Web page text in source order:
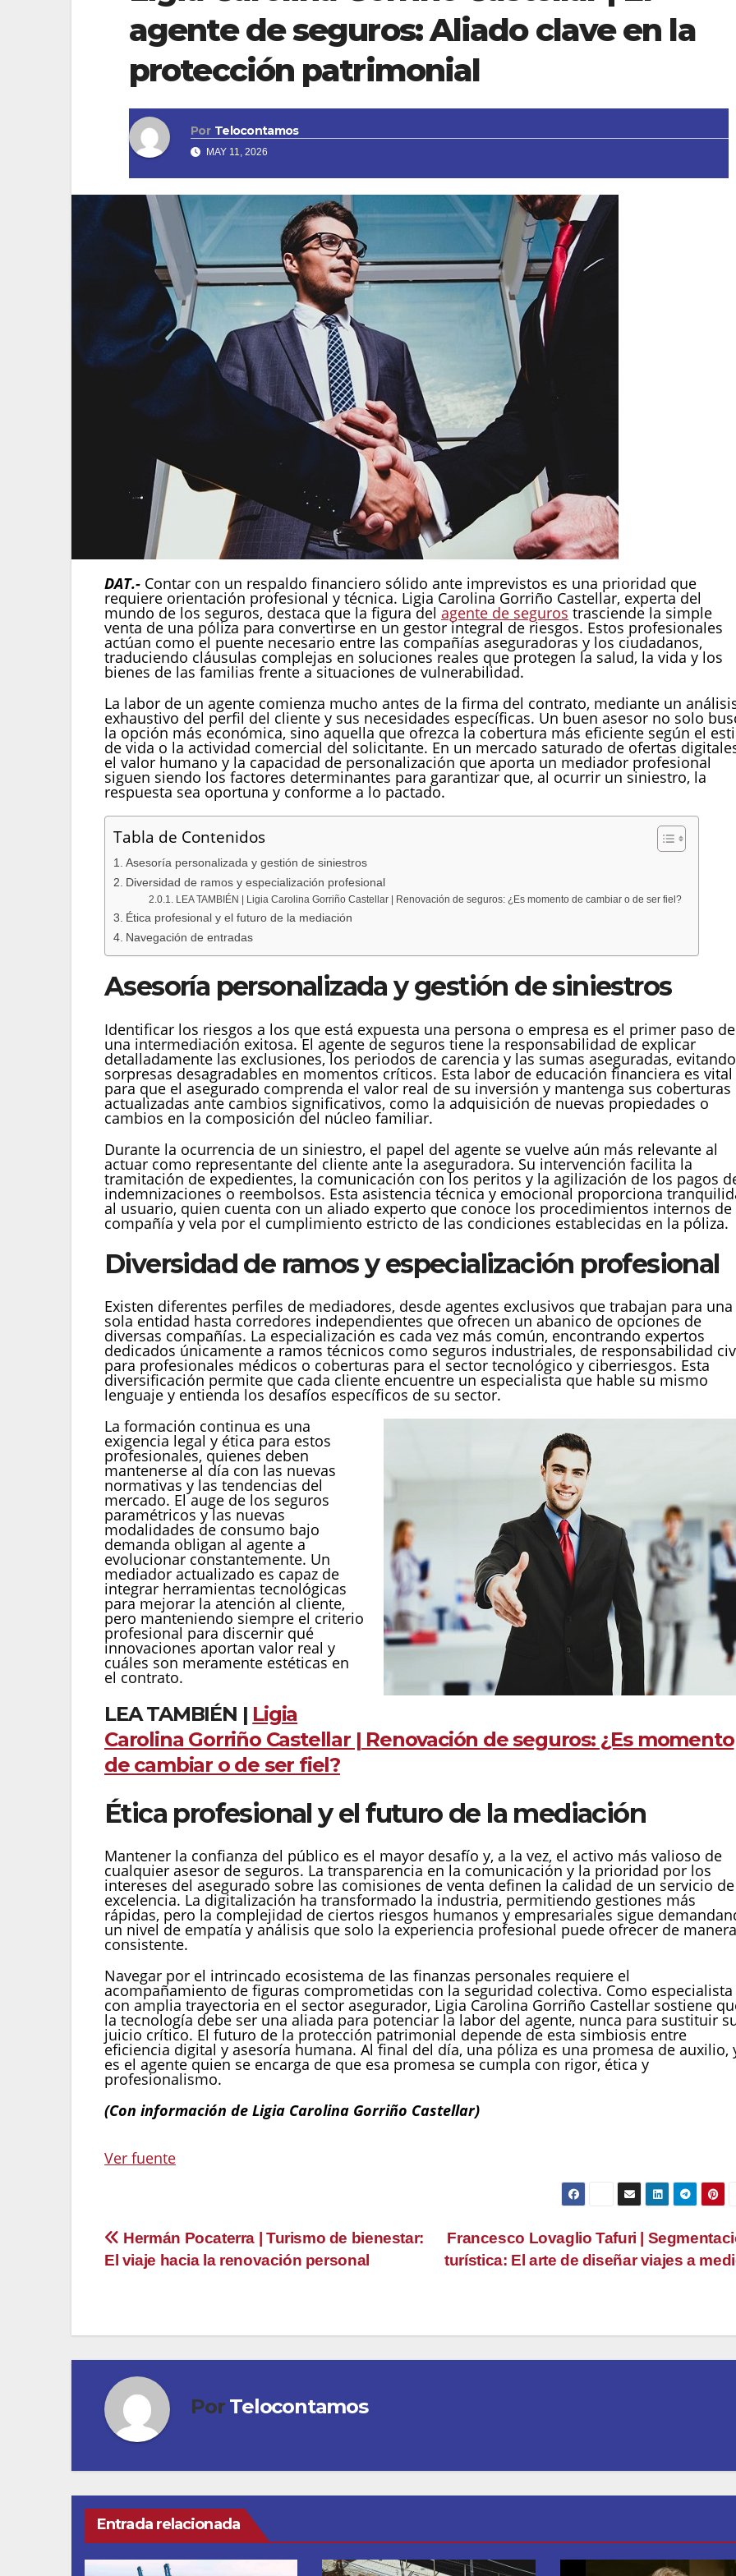
agente de seguros: Aliado clave en la
protección patrimonial
Por Telocontamos
MAY 11, 2026
DAT.- Contar con un respaldo financiero sólido ante imprevistos es una prioridad que
requiere orientación profesional y técnica. Ligia Carolina Gorriño Castellar, experta del
mundo de los seguros, destaca que la figura del agente de seguros trasciende la simple
venta de una póliza para convertirse en un gestor integral de riesgos. Estos profesionales
actúan como el puente necesario entre las compañías aseguradoras y los ciudadanos,
traduciendo cláusulas complejas en soluciones reales que protegen la salud, la vida y los
bienes de las familias frente a situaciones de vulnerabilidad.
La labor de un agente comienza mucho antes de la firma del contrato, mediante un
exhaustivo del perfil del cliente y sus necesidades específicas. Un buen asesor no solo
la opción más económica, sino aquella que ofrezca la cobertura más eficiente según el
de vida o la actividad comercial del solicitante. En un mercado saturado de ofertas
el valor humano y la capacidad de personalización que aporta un mediador profesional
siguen siendo los factores determinantes para garantizar que, al ocurrir un siniestro, la
respuesta sea oportuna y conforme a lo pactado.
Tabla de Contenidos
Asesoría personalizada y gestión de siniestros
Diversidad de ramos y especialización profesional
LEA TAMBIÉN | Ligia Carolina Gorriño Castellar | Renovación de seguros: ¿Es momento de cambiar o de ser fiel?
Ética profesional y el futuro de la mediación
Navegación de entradas
Asesoría personalizada y gestión de siniestros
Identificar los riesgos a los que está expuesta una persona o empresa es el primer paso de
una intermediación exitosa. El agente de seguros tiene la responsabilidad de explicar
detalladamente las exclusiones, los periodos de carencia y las sumas aseguradas, evitando
sorpresas desagradables en momentos críticos. Esta labor de educación financiera es vital
para que el asegurado comprenda el valor real de su inversión y mantenga sus coberturas
actualizadas ante cambios significativos, como la adquisición de nuevas propiedades o
cambios en la composición del núcleo familiar.
Durante la ocurrencia de un siniestro, el papel del agente se vuelve aún más relevante al
actuar como representante del cliente ante la aseguradora. Su intervención facilita la
tramitación de expedientes, la comunicación con los peritos y la agilización de los pagos
indemnizaciones o reembolsos. Esta asistencia técnica y emocional proporciona
al usuario, quien cuenta con un aliado experto que conoce los procedimientos internos de
compañía y vela por el cumplimiento estricto de las condiciones establecidas en la póliza.
Diversidad de ramos y especialización profesional
Existen diferentes perfiles de mediadores, desde agentes exclusivos que trabajan para una
sola entidad hasta corredores independientes que ofrecen un abanico de opciones de
diversas compañías. La especialización es cada vez más común, encontrando expertos
dedicados únicamente a ramos técnicos como seguros industriales, de responsabilidad
para profesionales médicos o coberturas para el sector tecnológico y ciberriesgos. Esta
diversificación permite que cada cliente encuentre un especialista que hable su mismo
lenguaje y entienda los desafíos específicos de su sector.
La formación continua es una
exigencia legal y ética para estos
profesionales, quienes deben
mantenerse al día con las nuevas
normativas y las tendencias del
mercado. El auge de los seguros
paramétricos y las nuevas
modalidades de consumo bajo
demanda obligan al agente a
evolucionar constantemente. Un
mediador actualizado es capaz de
integrar herramientas tecnológicas
para mejorar la atención al cliente,
pero manteniendo siempre el criterio
profesional para discernir qué
innovaciones aportan valor real y
cuáles son meramente estéticas en
el contrato.
LEA TAMBIÉN | Ligia
Carolina Gorriño Castellar | Renovación de seguros: ¿Es momento
de cambiar o de ser fiel?
Ética profesional y el futuro de la mediación
Mantener la confianza del público es el mayor desafío y, a la vez, el activo más valioso de
cualquier asesor de seguros. La transparencia en la comunicación y la prioridad por los
intereses del asegurado sobre las comisiones de venta definen la calidad de un servicio de
excelencia. La digitalización ha transformado la industria, permitiendo gestiones más
rápidas, pero la complejidad de ciertos riesgos humanos y empresariales sigue
un nivel de empatía y análisis que solo la experiencia profesional puede ofrecer de manera
consistente.
Navegar por el intrincado ecosistema de las finanzas personales requiere el
acompañamiento de figuras comprometidas con la seguridad colectiva. Como especialista
con amplia trayectoria en el sector asegurador, Ligia Carolina Gorriño Castellar sostiene
la tecnología debe ser una aliada para potenciar la labor del agente, nunca para sustituir
juicio crítico. El futuro de la protección patrimonial depende de esta simbiosis entre
eficiencia digital y asesoría humana. Al final del día, una póliza es una promesa de auxilio,
es el agente quien se encarga de que esa promesa se cumpla con rigor, ética y
profesionalismo.
(Con información de Ligia Carolina Gorriño Castellar)
Navegación
entradas
Ver fuente
Navegación
Francesco Lovaglio Tafuri |
turística: El arte de diseñar viajes a
Hermán Pocaterra | Turismo de bienestar:
El viaje hacia la renovación personal
Por Telocontamos
Entrada relacionada